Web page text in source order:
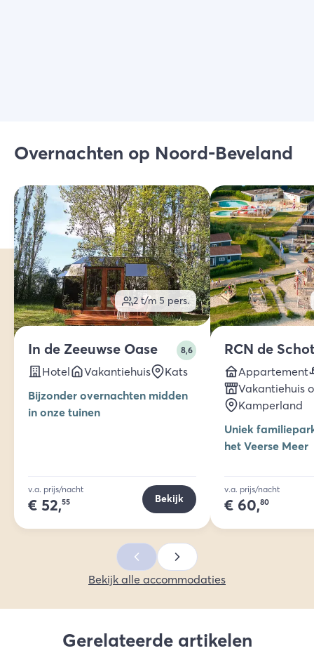
Overnachten op Noord-Beveland
2 t/m 5 pers.
In de Zeeuwse Oase 8,6
Hotel Vakantiehuis
Kats
Bijzonder overnachten midden
in onze tuinen
v.a. prijs/nacht
€ 52,55 Bekijk
RCN de
Appartement
Vakantiehuis
Kamperland
Uniek
het Veerse Meer
v.a. prijs/nacht
€ 60,80
Bekijk alle accommodaties
Gerelateerde artikelen